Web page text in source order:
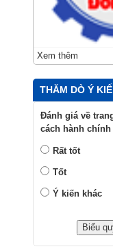
Xem thêm
THĂM DÒ Ý
Đánh giá về
cách hành
Rất tốt
Tốt
Ý kiến khác